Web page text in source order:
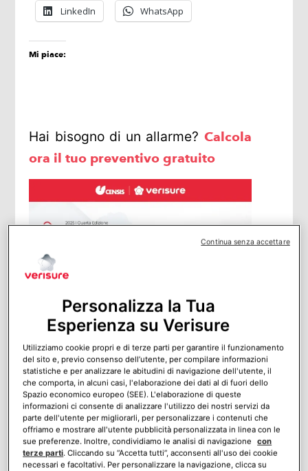
LinkedIn WhatsApp
Mi piace:
Hai bisogno di un allarme? Calcola
ora il tuo preventivo gratuito
Il 29 ottobre 2025 si è svolta a Roma la
presentazione della quarta edizione
dell’Osservatorio sulla Sicurezza della
Casa, un appuntamento per analizzare i
trend emergenti nel settore della
sicurezza e promuovere una cultura della
protezione domestica, evidenziando
l’importanza di tecnologia, professionalità
Personalizza la Tua
Esperienza su Verisure
Utilizziamo cookie propri e di terze parti per garantire il funzionamento
del sito e, previo consenso dell’utente, per compilare informazioni
statistiche e per analizzare le abitudini di navigazione dell'utente, il
che comporta, in alcuni casi, l'elaborazione dei dati al di fuori dello
Spazio economico europeo (SEE). L'elaborazione di queste
informazioni ci consente di analizzare l'utilizzo dei nostri servizi da
parte dell'utente per migliorarli, per personalizzare i contenuti che
offriamo e mostrare all'utente pubblicità personalizzata in linea con le
sue preferenze. Inoltre, condividiamo le analisi di navigazione
con
terze parti. Cliccando su “Accetta tutti”, acconsenti all'uso dei cookie
necessari e facoltativi. Per personalizzare la navigazione, clicca su
Continua senza accettare